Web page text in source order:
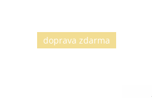
doprava zdarma